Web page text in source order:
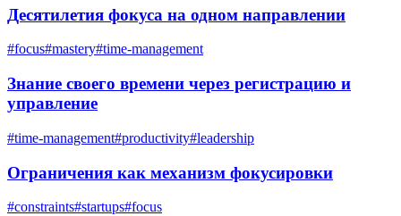
Десятилетия фокуса на одном направлении
#focus#mastery#time-management
Знание своего времени через регистрацию и
управление
#time-management#productivity#leadership
Ограничения как механизм фокусировки
#constraints#startups#focus